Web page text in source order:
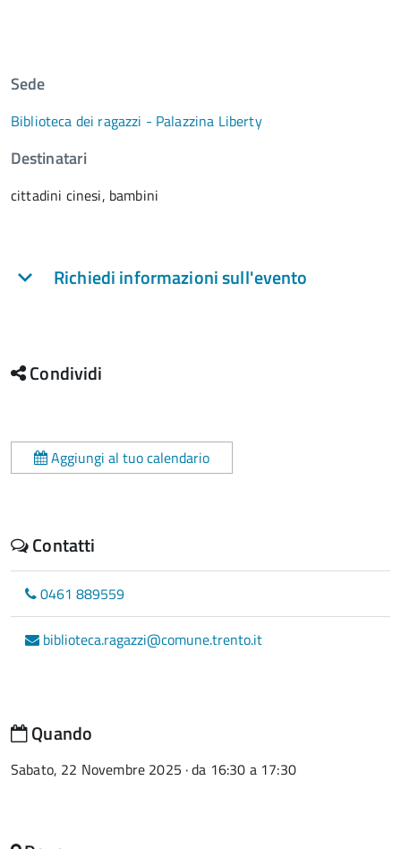
Sede
Biblioteca dei ragazzi - Palazzina Liberty
Destinatari
cittadini cinesi, bambini
Richiedi informazioni sull'evento
Condividi
Aggiungi al tuo calendario
Contatti
0461 889559
biblioteca.ragazzi@comune.trento.it
Quando
Sabato, 22 Novembre 2025 · da 16:30 a 17:30